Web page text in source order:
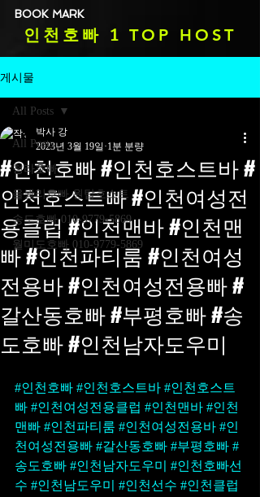
BOOK MARK
인천호빠 1 TOP HOST
게시물
All Posts
청라호빠
을왕리호빠 원탑호스트
송도호빠 010-9779-5869
월미도호빠 010-9779-5869
All Posts
#인천호빠 #인천호스트바 #
인천호스트빠 #인천여성전
용클럽 #인천맨바 #인천맨
빠 #인천파티룸 #인천여성
전용바 #인천여성전용빠 #
갈산동호빠 #부평호빠 #송
도호빠 #인천남자도우미
박사 강
2023년 3월 19일 1분 분량
#인천호빠 #인천호스트바 #인천호스트
빠 #인천여성전용클럽 #인천맨바 #인천
맨빠 #인천파티룸 #인천여성전용바 #인
천여성전용빠 #갈산동호빠 #부평호빠 #
송도호빠 #인천남자도우미
#인천호빠선
수 #인천남도우미 #인천선수 #인천클럽